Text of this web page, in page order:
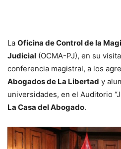
La Oficina de Control de la
Judicial (OCMA-PJ), en su
conferencia magistral, a los
Abogados de La Libertad y
universidades, en el Auditorio
La Casa del Abogado.